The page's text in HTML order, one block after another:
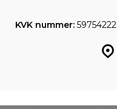
KVK nummer: 59754222